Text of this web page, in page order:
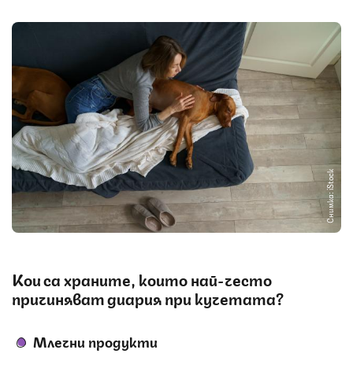
Снимка: iStock
Кои са храните, които най-често
причиняват диария при кучетата?
Млечни продукти